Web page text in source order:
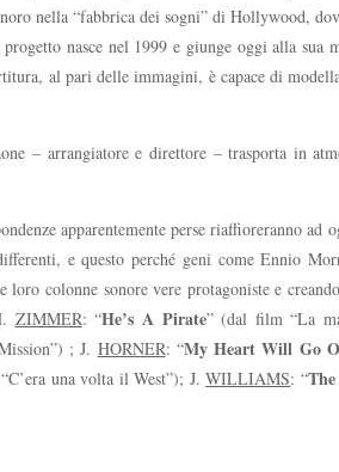
nella “fabbrica dei sogni” di Hollywood,
nasce nel 1999 e giunge oggi alla
al pari delle immagini, è capace di
– arrangiatore e direttore – trasporta in
apparentemente perse riaffioreranno
e questo perché geni come Ennio
colonne sonore vere protagoniste e
ZIMMER: “He’s A Pirate” (dal film “La
; J. HORNER: “My Heart Will Go
una volta il West”); J.WILLIAMS: “